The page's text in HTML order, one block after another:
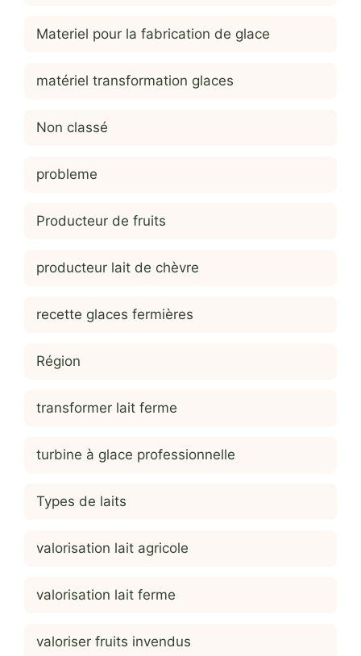
Materiel pour la fabrication de glace
matériel transformation glaces
Non classé
probleme
Producteur de fruits
producteur lait de chèvre
recette glaces fermières
Région
transformer lait ferme
turbine à glace professionnelle
Types de laits
valorisation lait agricole
valorisation lait ferme
valoriser fruits invendus